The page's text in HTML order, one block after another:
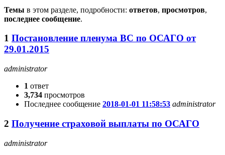
Темы в этом разделе, подробности: ответов, просмотров,
последнее сообщение.
1 Постановление пленума ВС по ОСАГО от
29.01.2015
administrator
1 ответ
3,734 просмотров
Последнее сообщение 2018-01-01 11:58:53 administrator
2 Получение страховой выплаты по ОСАГО
administrator